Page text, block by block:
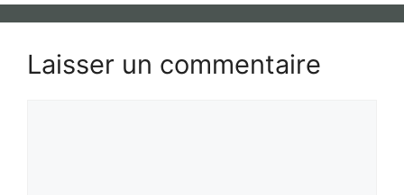
Laisser un commentaire